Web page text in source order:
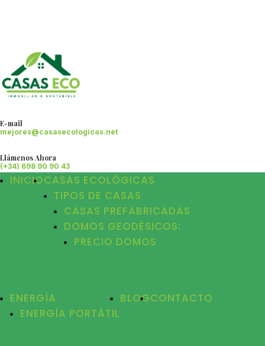
E-mail
mejores@casasecologicas.net
Llámenos Ahora
(+34) 698 90 90 43
INICIOCASAS ECOLÓGICAS
TIPOS DE CASAS
CASAS PREFABRICADAS
DOMOS GEODÉSICOS:
PRECIO DOMOS
ENERGÍA
ENERGÍA PORTÁTIL
BLOGCONTACTO